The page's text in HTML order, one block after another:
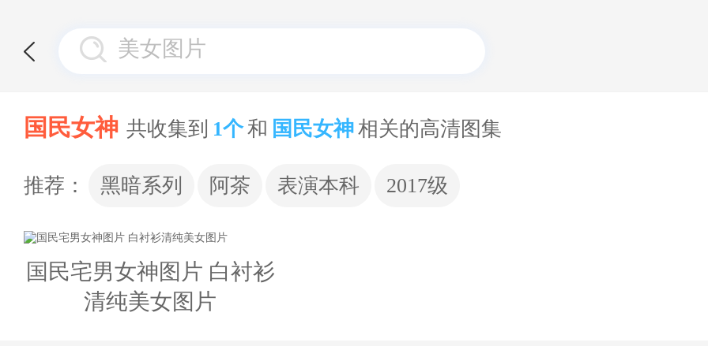
国民女神 共收集到 1个和 国民女神相关的高清图集
推荐： 黑暗系列 阿茶 表演本科 2017级
国民宅男女神图片 白衬衫
清纯美女图片